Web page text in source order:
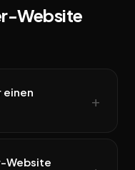
Website
einen
Website